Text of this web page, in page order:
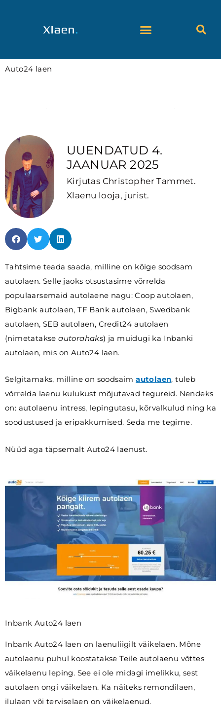
Auto24 laen
UUENDATUD 4.
JAANUAR 2025
Kirjutas Christopher Tammet.
Xlaenu looja, jurist.
Tahtsime teada saada, milline on kõige soodsam
autolaen. Selle jaoks otsustasime võrrelda
populaarsemaid autolaene nagu: Coop autolaen,
Bigbank autolaen, TF Bank autolaen, Swedbank
autolaen, SEB autolaen, Credit24 autolaen
(nimetatakseautorahaks) ja muidugi ka Inbanki
autolaen, mis on Auto24 laen.
Selgitamaks, milline on soodsaimautolaen, tuleb
võrrelda laenu kulukust mõjutavad tegureid. Nendeks
on: autolaenu intress, lepingutasu, kõrvalkulud ning ka
soodustused ja eripakkumised. Seda me tegime.
Nüüd aga täpsemalt Auto24 laenust.
Inbank Auto24 laen
Inbank Auto24 laen on laenuliigilt väikelaen. Mõne
autolaenu puhul koostatakse Teile autolaenu võttes
väikelaenu leping. See ei ole midagi imelikku, sest
autolaen ongi väikelaen. Ka näiteks remondilaen,
ilulaen või terviselaen on väikelaenud.